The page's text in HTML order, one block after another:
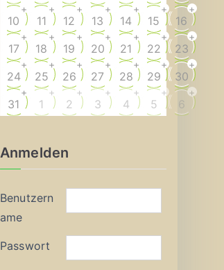
10
+
11
+
12
+
13
+
14
+
15
+
16
+
17
+
18
+
19
+
20
+
21
+
22
+
23
+
24
+
25
+
26
+
27
+
28
+
29
+
30
+
31
+
1
+
2
+
3
+
4
+
5
+
6
+
Anmelden
Benutzern
ame
Passwort